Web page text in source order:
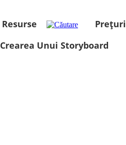
Resurse
Prețuri
Crearea Unui Storyboard